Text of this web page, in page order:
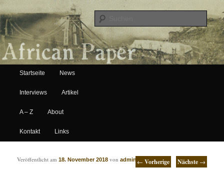
African Paper
Hauptmenü
Zum Inhalt wechseln
Zum sekundären Inhalt wechseln
Startseite News
Interviews Artikel
A – Z About
Kontakt Links
Artikelnavigation ← Vorherige Nächste →
Veröffentlicht am18. November 2018 vonadmin